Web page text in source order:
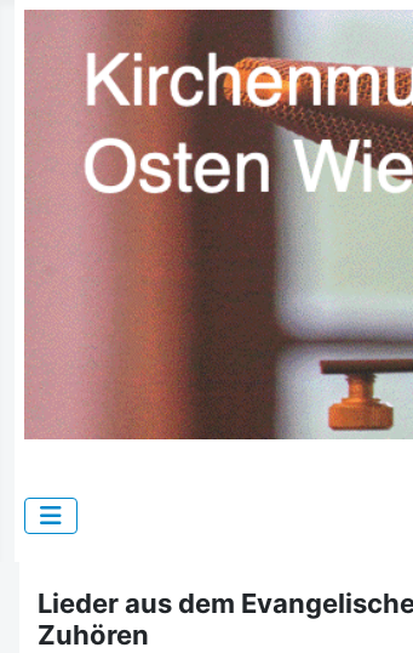
Lieder aus dem
Zuhören